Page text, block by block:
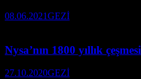
08.06.2021GEZİ
Nysa’nın 1800 yıllık çeşmesi
27.10.2020GEZİ